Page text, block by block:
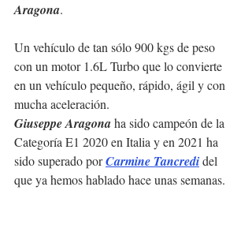
Aragona.
Un vehículo de tan sólo 900 kgs de peso
con un motor 1.6L Turbo que lo convierte
en un vehículo pequeño, rápido, ágil y con
mucha aceleración.
Giuseppe Aragona ha sido campeón de la
Categoría E1 2020 en Italia y en 2021 ha
sido superado por Carmine Tancredi del
que ya hemos hablado hace unas semanas.